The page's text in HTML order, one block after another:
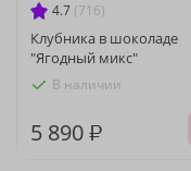
4.7 (716)
Клубника в шоколаде
"Ягодный микс"
В наличии
5 890 ₽